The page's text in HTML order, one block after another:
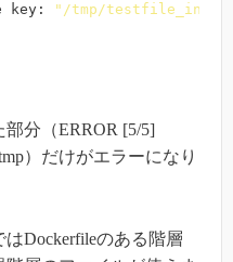
key:
"/tmp/
分（ERROR [5/5]
）だけがエラーになり
Dockerfileのある階層